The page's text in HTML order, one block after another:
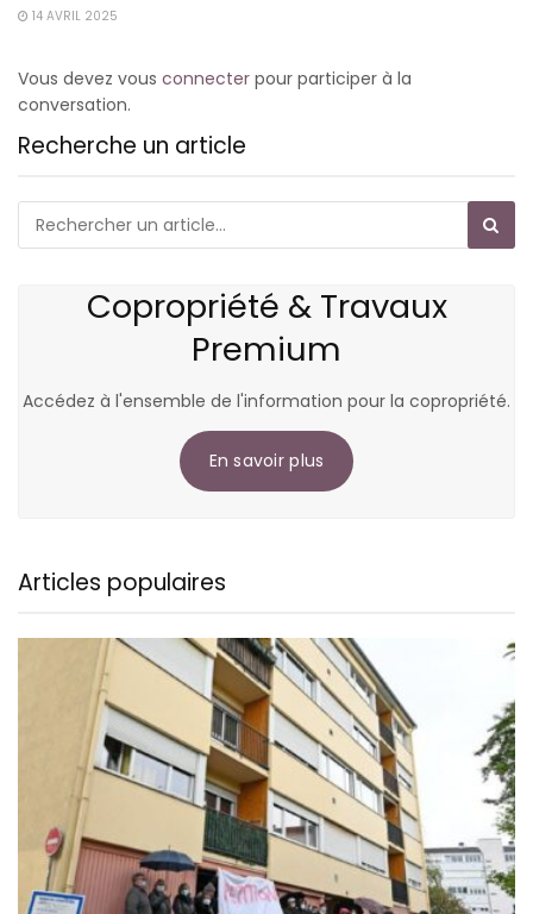
14 AVRIL 2025
Vous devez vous connecter pour participer à la
conversation.
Recherche un article
Copropriété & Travaux
Premium
Accédez à l'ensemble de l'information pour la copropriété.
En savoir plus
Articles populaires